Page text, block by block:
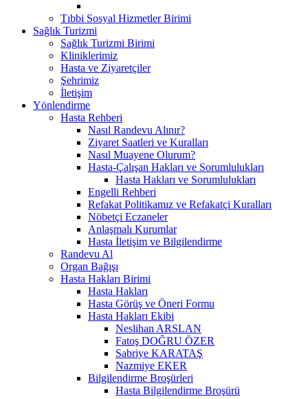
Tıbbi Sosyal Hizmetler Birimi
Sağlık Turizmi
Sağlık Turizmi Birimi
Kliniklerimiz
Hasta ve Ziyaretçiler
Şehrimiz
İletişim
Yönlendirme
Hasta Rehberi
Nasıl Randevu Alınır?
Ziyaret Saatleri ve Kuralları
Nasıl Muayene Olurum?
Hasta-Çalışan Hakları ve Sorumlulukları
Hasta Hakları ve Sorumlulukları
Engelli Rehberi
Refakat Politikamız ve Refakatçi Kuralları
Nöbetçi Eczaneler
Anlaşmalı Kurumlar
Hasta İletişim ve Bilgilendirme
Randevu Al
Organ Bağışı
Hasta Hakları Birimi
Hasta Hakları
Hasta Görüş ve Öneri Formu
Hasta Hakları Ekibi
Neslihan ARSLAN
Fatoş DOĞRU ÖZER
Sabriye KARATAŞ
Nazmiye EKER
Bilgilendirme Broşürleri
Hasta Bilgilendirme Broşürü